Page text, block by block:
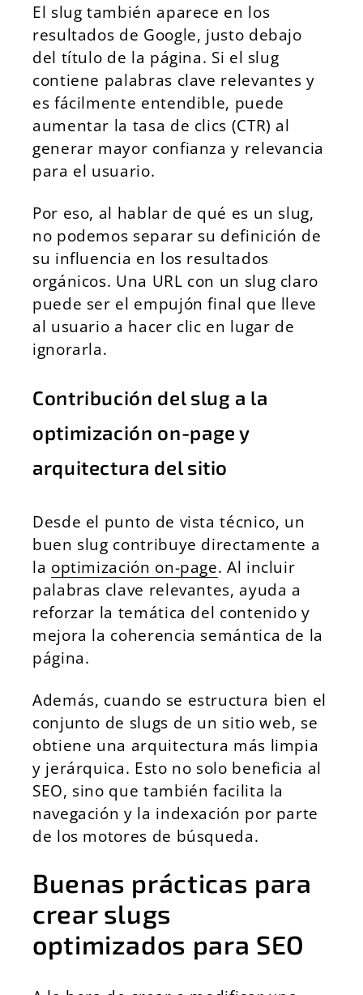
El slug también aparece en los
resultados de Google, justo debajo
del título de la página. Si el slug
contiene palabras clave relevantes y
es fácilmente entendible, puede
aumentar la tasa de clics (CTR) al
generar mayor confianza y relevancia
para el usuario.
Por eso, al hablar de qué es un slug,
no podemos separar su definición de
su influencia en los resultados
orgánicos. Una URL con un slug claro
puede ser el empujón final que lleve
al usuario a hacer clic en lugar de
ignorarla.
Contribución del slug a la
optimización on-page y
arquitectura del sitio
Desde el punto de vista técnico, un
buen slug contribuye directamente a
la optimización on-page. Al incluir
palabras clave relevantes, ayuda a
reforzar la temática del contenido y
mejora la coherencia semántica de la
página.
Además, cuando se estructura bien el
conjunto de slugs de un sitio web, se
obtiene una arquitectura más limpia
y jerárquica. Esto no solo beneficia al
SEO, sino que también facilita la
navegación y la indexación por parte
de los motores de búsqueda.
Buenas prácticas para
crear slugs
optimizados para SEO